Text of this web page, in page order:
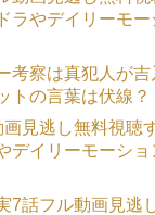
ラやデイリーモー
考察は真犯人が吉
トの言葉は伏線？
見逃し無料視聴
デイリーモーショ
7話フル動画見逃